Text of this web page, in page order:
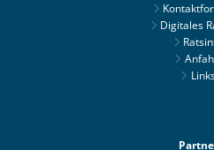
Digitales